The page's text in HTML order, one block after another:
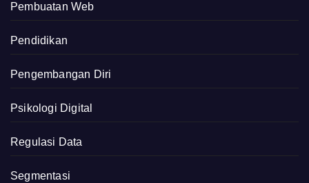
Pembuatan Web
Pendidikan
Pengembangan Diri
Psikologi Digital
Regulasi Data
Segmentasi